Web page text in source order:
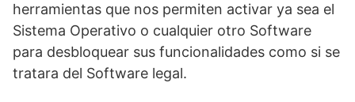
herramientas que nos permiten activar ya sea el
Sistema Operativo o cualquier otro Software
para desbloquear sus funcionalidades como si se
tratara del Software legal.